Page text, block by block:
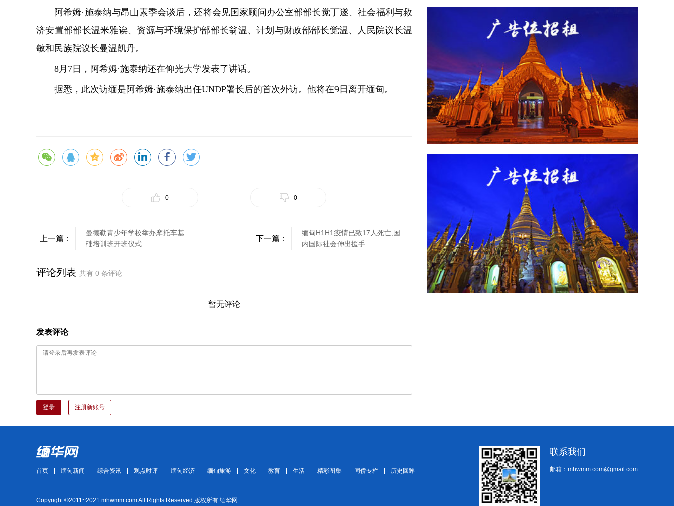
阿希姆·施泰纳与昂山素季会谈后，还将会见国家顾问办公室部部长觉丁遂、社会福利与救
济安置部部长温米雅诶、资源与环境保护部部长翁温、计划与财政部部长觉温、人民院议长温
敏和民族院议长曼温凯丹。
8月7日，阿希姆·施泰纳还在仰光大学发表了讲话。
据悉，此次访缅是阿希姆·施泰纳出任UNDP署长后的首次外访。他将在9日离开缅甸。
0 0
上一篇：
曼德勒青少年学校举办摩托车基
础培训班开班仪式
下一篇：
缅甸H1H1疫情已致17人死亡,国
内国际社会伸出援手
评论列表 共有 0 条评论
暂无评论
发表评论
登录 注册新账号
首页 缅甸新闻 综合资讯 观点时评 缅甸经济 缅甸旅游 文化 教育 生活 精彩图集 同侨专栏 历史回眸
Copyright ©2011~2021 mhwmm.com All Rights Reserved 版权所有 缅华网
联系我们
邮箱：mhwmm.com@gmail.com